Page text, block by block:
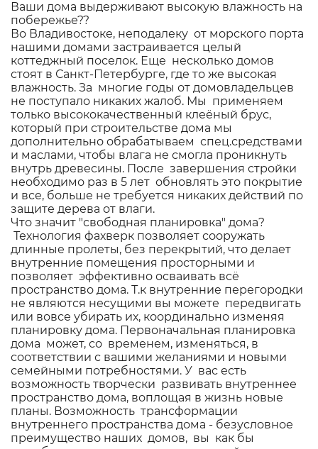
Ваши дома выдерживают высокую влажность на
побережье??
Во Владивостоке, неподалеку от морского порта
нашими домами застраивается целый
коттеджный поселок. Еще несколько домов
стоят в Санкт-Петербурге, где то же высокая
влажность. За многие годы от домовладельцев
не поступало никаких жалоб. Мы применяем
только высококачественный клеёный брус,
который при строительстве дома мы
дополнительно обрабатываем спец.средствами
и маслами, чтобы влага не смогла проникнуть
внутрь древесины. После завершения стройки
необходимо раз в 5 лет обновлять это покрытие
и все, больше не требуется никаких действий по
защите дерева от влаги.
Что значит "свободная планировка" дома?
Технология фахверк позволяет сооружать
длинные пролеты, без перекрытий, что делает
внутренние помещения просторными и
позволяет эффективно осваивать всё
пространство дома. Т.к внутренние перегородки
не являются несущими вы можете передвигать
или вовсе убирать их, координально изменяя
планировку дома. Первоначальная планировка
дома может, со временем, изменяться, в
соответствии с вашими желаниями и новыми
семейными потребностями. У вас есть
возможность творчески развивать внутреннее
пространство дома, воплощая в жизнь новые
планы. Возможность трансформации
внутреннего пространства дома - безусловное
преимущество наших домов, вы как бы